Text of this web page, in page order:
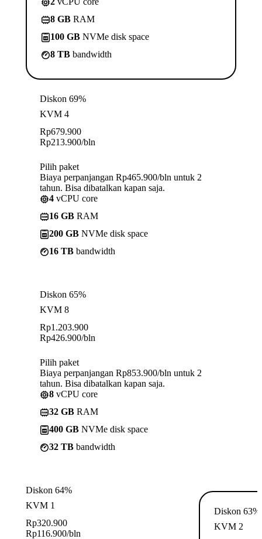
8 GB RAM
100 GB NVMe disk space
8 TB bandwidth
Diskon 69%
KVM 4
Rp679.900
Rp213.900/bln
Pilih paket
Biaya perpanjangan Rp465.900/bln untuk 2
tahun. Bisa dibatalkan kapan saja.
4 vCPU core
16 GB RAM
200 GB NVMe disk space
16 TB bandwidth
Diskon 65%
KVM 8
Rp1.203.900
Rp426.900/bln
Pilih paket
Biaya perpanjangan Rp853.900/bln untuk 2
tahun. Bisa dibatalkan kapan saja.
8 vCPU core
32 GB RAM
400 GB NVMe disk space
32 TB bandwidth
Diskon 64%
KVM 1
Rp320.900
Rp116.900/bln
Diskon 63%
KVM 2